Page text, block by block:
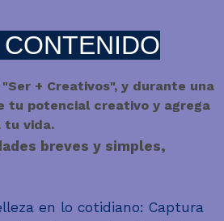
"Ser + Creativos", y durante una
tu potencial creativo y agrega
tu vida.
breves y simples,
en lo cotidiano: Captura